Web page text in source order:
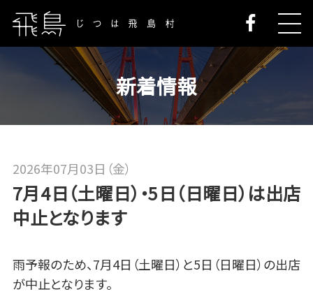
新着情報
7月4日（土曜日）・5日（日曜日）は出店
中止となります
2026年07月03日（金）
雨予報のため、7月4日（土曜日）と5日（日曜日）の出店
が中止となります。